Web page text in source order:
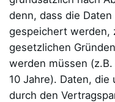
denn, dass die
gespeichert werden,
gesetzlichen
werden müssen
10 Jahre). Daten, die
durch den